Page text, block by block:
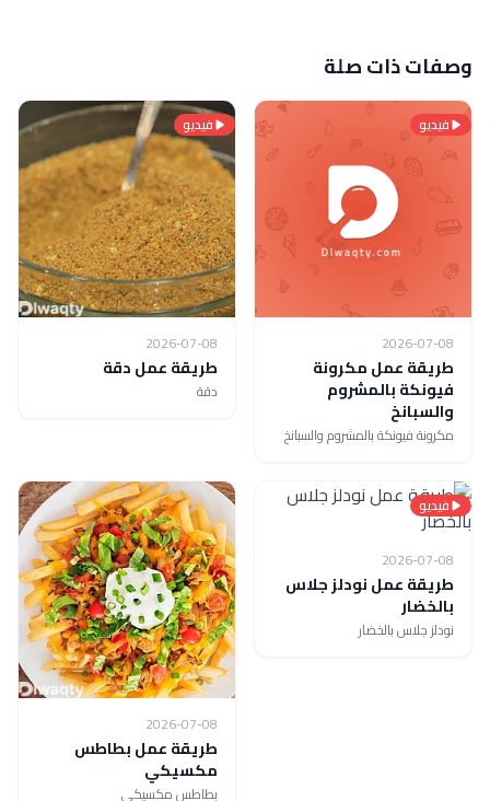
وصفات ذات صلة
فيديو
2026-07-08
طريقة عمل مكرونة
فيونكة بالمشروم
والسبانخ
مكرونة فيونكة بالمشروم والسبانخ
فيديو
2026-07-08
طريقة عمل دقة
دقة
فيديو
2026-07-08
طريقة عمل نودلز جلاس
بالخضار
نودلز جلاس بالخضار
2026-07-08
طريقة عمل بطاطس
مكسيكي
بطاطس مكسيكي